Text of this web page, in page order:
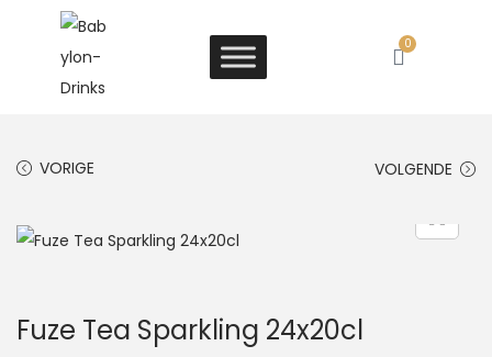
0
VORIGE VOLGENDE
Fuze Tea Sparkling 24x20cl